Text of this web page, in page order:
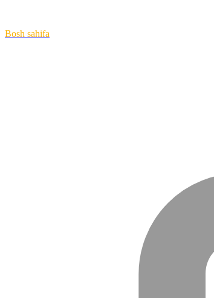
Bosh sahifa